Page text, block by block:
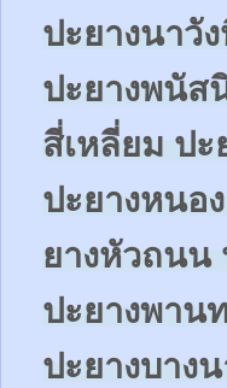
ปะยางนาวั
ปะยางพนัส
สี่เหลี่ยม ป
ปะยางหนอ
ยางหัวถนน
ปะยางพาน
ปะยางบาง